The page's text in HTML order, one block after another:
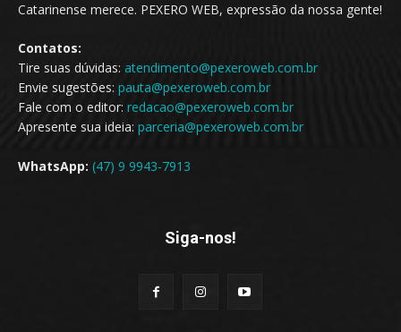
Catarinense merece. PEXERO WEB, expressão da nossa gente!
Contatos:
Tire suas dúvidas: atendimento@pexeroweb.com.br
Envie sugestões: pauta@pexeroweb.com.br
Fale com o editor: redacao@pexeroweb.com.br
Apresente sua ideia: parceria@pexeroweb.com.br
WhatsApp: (47) 9 9943-7913
Siga-nos!